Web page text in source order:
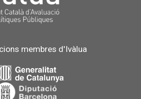
membres d'Ivàlua